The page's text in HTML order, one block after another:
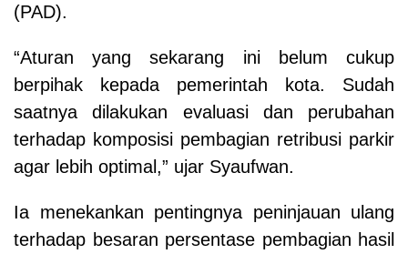
(PAD).
“Aturan yang sekarang ini belum cukup
berpihak kepada pemerintah kota. Sudah
saatnya dilakukan evaluasi dan perubahan
terhadap komposisi pembagian retribusi parkir
agar lebih optimal,” ujar Syaufwan.
Ia menekankan pentingnya peninjauan ulang
terhadap besaran persentase pembagian hasil